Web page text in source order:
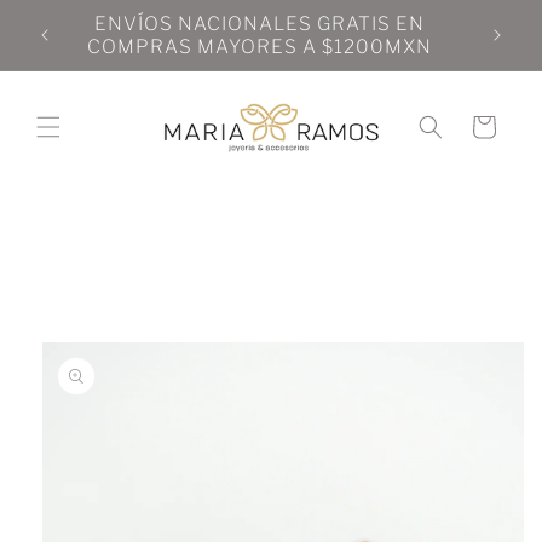
directamente
al contenido
ENVÍOS NACIONALES GRATIS EN
COMPRAS MAYORES A $1200MXN
Carrito